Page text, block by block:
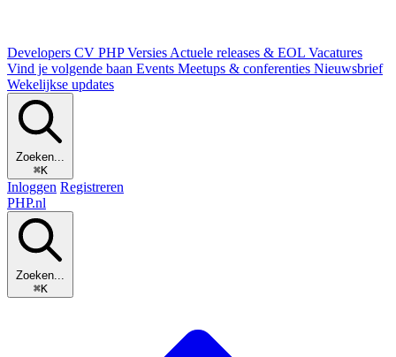
Developers CV PHP Versies Actuele releases & EOL Vacatures
Vind je volgende baan Events Meetups & conferenties Nieuwsbrief
Wekelijkse updates
Zoeken...
⌘K
Inloggen Registreren
PHP.nl
Zoeken...
⌘K